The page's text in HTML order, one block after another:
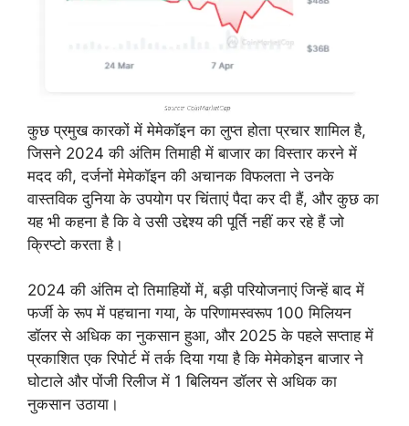
कुछ प्रमुख कारकों में मेमेकॉइन का लुप्त होता प्रचार शामिल है,
जिसने 2024 की अंतिम तिमाही में बाजार का विस्तार करने में
मदद की, दर्जनों मेमेकॉइन की अचानक विफलता ने उनके
वास्तविक दुनिया के उपयोग पर चिंताएं पैदा कर दी हैं, और कुछ का
यह भी कहना है कि वे उसी उद्देश्य की पूर्ति नहीं कर रहे हैं जो
क्रिप्टो करता है।
2024 की अंतिम दो तिमाहियों में, बड़ी परियोजनाएं जिन्हें बाद में
फर्जी के रूप में पहचाना गया, के परिणामस्वरूप 100 मिलियन
डॉलर से अधिक का नुकसान हुआ, और 2025 के पहले सप्ताह में
प्रकाशित एक रिपोर्ट में तर्क दिया गया है कि मेमेकोइन बाजार ने
घोटाले और पोंजी रिलीज में 1 बिलियन डॉलर से अधिक का
नुकसान उठाया।